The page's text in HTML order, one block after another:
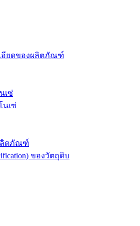
อียดของผลิตภัณฑ์
เซ่
เซ่
ตภัณฑ์
ของวัตถุดิบ